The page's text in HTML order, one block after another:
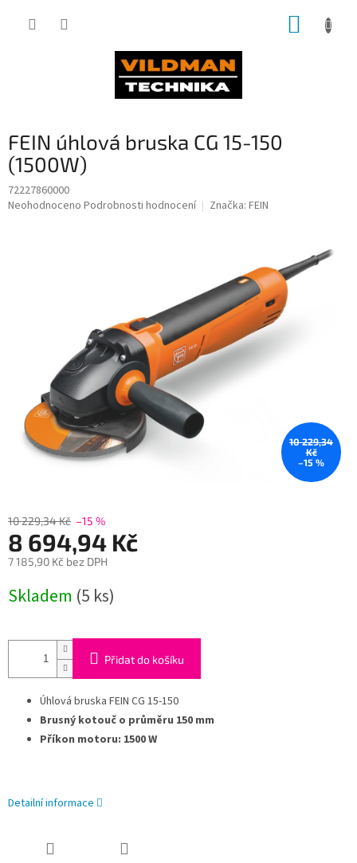
FEIN úhlová bruska CG 15-150
(1500W)
72227860000
Průměrné
Neohodnoceno Podrobnosti hodnocení Značka: FEIN
10 229,34
Kč
–15 %
10 229,34 Kč –15 %
8 694,94 Kč
7 185,90 Kč bez DPH
cena:
Skladem (5 ks)
Přidat do košíku
Úhlová bruska FEIN CG 15-150
Brusný kotouč o průměru 150 mm
Příkon motoru: 1500 W
Detailní informace